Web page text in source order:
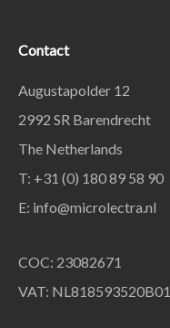
Contact
Augustapolder 12
2992 SR Barendrecht
The Netherlands
T: +31 (0) 180 89 58 90
E: info@microlectra.nl
COC: 23082671
VAT: NL818593520B01